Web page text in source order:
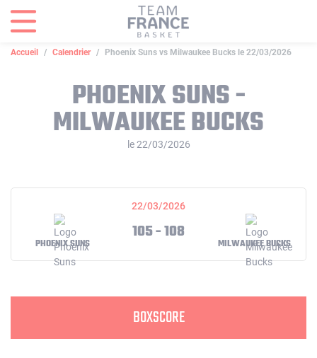
Accueil Calendrier Phoenix Suns vs Milwaukee Bucks le 22/03/2026
PHOENIX SUNS -
MILWAUKEE BUCKS
le 22/03/2026
22/03/2026
PHOENIX SUNS
105 - 108
MILWAUKEE BUCKS
BOXSCORE
Panneau de gestion des cookies